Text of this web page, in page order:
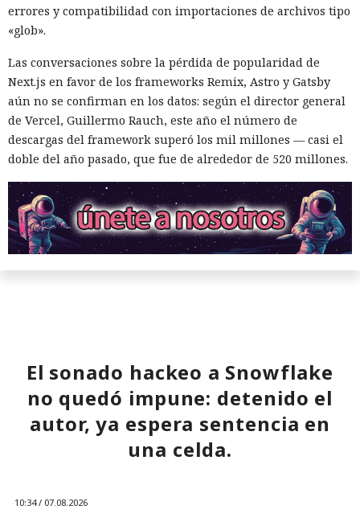
errores y compatibilidad con importaciones de archivos tipo
«glob».
Las conversaciones sobre la pérdida de popularidad de
Next.js en favor de los frameworks Remix, Astro y Gatsby
aún no se confirman en los datos: según el director general
de Vercel, Guillermo Rauch, este año el número de
descargas del framework superó los mil millones — casi el
doble del año pasado, que fue de alrededor de 520 millones.
El sonado hackeo a Snowflake
no quedó impune: detenido el
autor, ya espera sentencia en
una celda.
10:34 / 07.08.2026